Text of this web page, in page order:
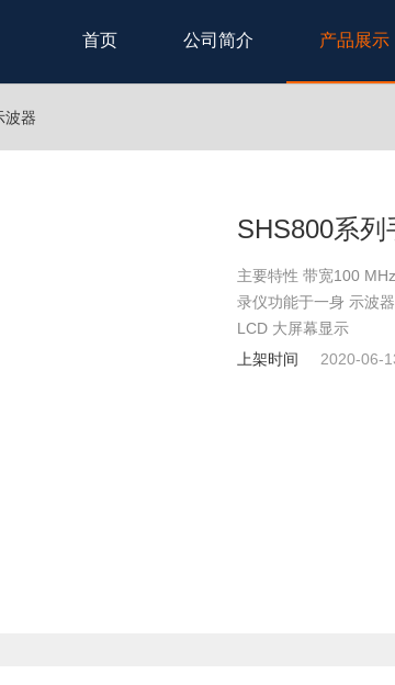
首页 公司简介 产品展示
波器
SHS800系列
主要特性 带宽100
录仪功能于一身 示波
LCD 大屏幕显示
上架时间
2020-06-